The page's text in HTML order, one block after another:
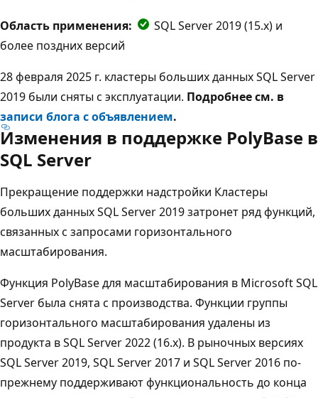
Область применения:
SQL Server 2019 (15.x) и
более поздних версий
28 февраля 2025 г. кластеры больших данных SQL Server
2019 были сняты с эксплуатации. Подробнее см. в
записи блога с объявлением.
Изменения в поддержке PolyBase в
SQL Server
Прекращение поддержки надстройки Кластеры
больших данных SQL Server 2019 затронет ряд функций,
связанных с запросами горизонтального
масштабирования.
Функция PolyBase для масштабирования в Microsoft SQL
Server была снята с производства. Функции группы
горизонтального масштабирования удалены из
продукта в SQL Server 2022 (16.x). В рыночных версиях
SQL Server 2019, SQL Server 2017 и SQL Server 2016 по-
прежнему поддерживают функциональность до конца